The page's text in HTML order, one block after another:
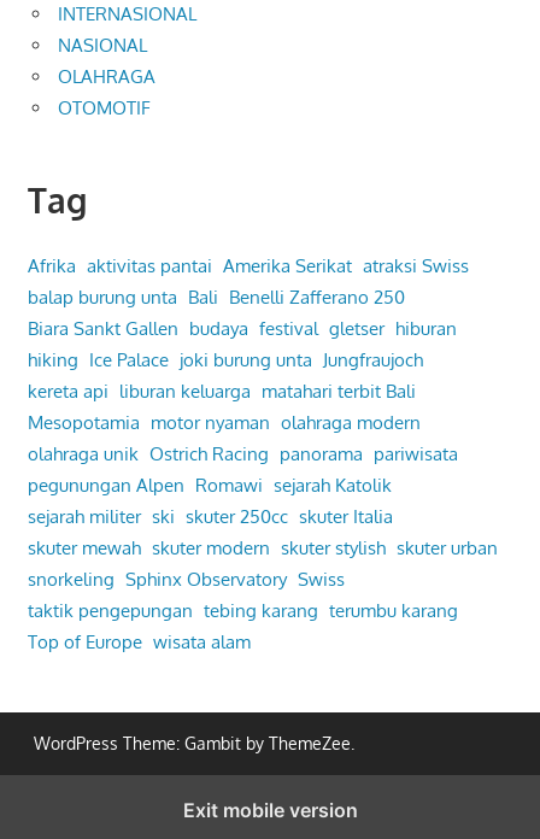
INTERNASIONAL
NASIONAL
OLAHRAGA
OTOMOTIF
Tag
Afrika aktivitas pantai Amerika Serikat atraksi Swiss
balap burung unta Bali Benelli Zafferano 250
Biara Sankt Gallen budaya festival gletser hiburan
hiking Ice Palace joki burung unta Jungfraujoch
kereta api liburan keluarga matahari terbit Bali
Mesopotamia motor nyaman olahraga modern
olahraga unik Ostrich Racing panorama pariwisata
pegunungan Alpen Romawi sejarah Katolik
sejarah militer ski skuter 250cc skuter Italia
skuter mewah skuter modern skuter stylish skuter urban
snorkeling Sphinx Observatory Swiss
taktik pengepungan tebing karang terumbu karang
Top of Europe wisata alam
WordPress Theme: Gambit by ThemeZee.
Exit mobile version